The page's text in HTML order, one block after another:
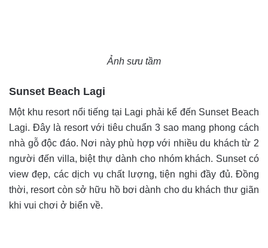
Ảnh sưu tầm
Sunset Beach Lagi
Một khu resort nổi tiếng tại Lagi phải kể đến Sunset Beach
Lagi. Đây là resort với tiêu chuẩn 3 sao mang phong cách
nhà gỗ độc đáo. Nơi này phù hợp với nhiều du khách từ 2
người đến villa, biệt thự dành cho nhóm khách. Sunset có
view đẹp, các dịch vụ chất lượng, tiện nghi đầy đủ. Đồng
thời, resort còn sở hữu hồ bơi dành cho du khách thư giãn
khi vui chơi ở biển về.